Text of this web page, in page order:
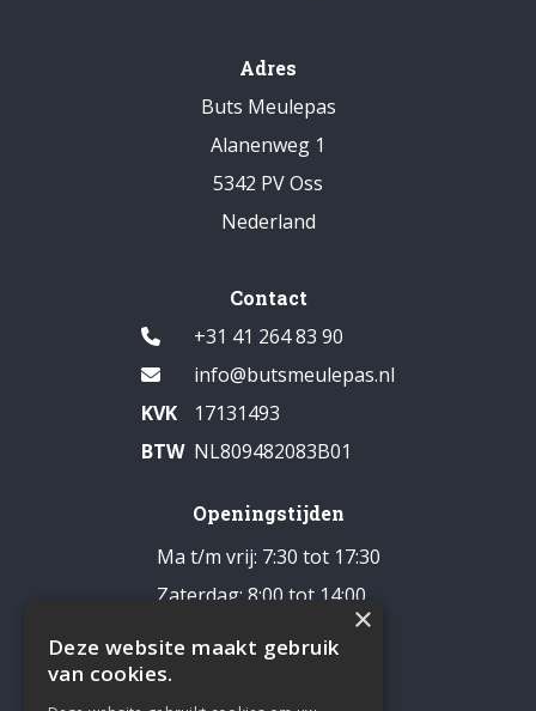
Adres
Buts Meulepas
Alanenweg 1
5342 PV Oss
Nederland
Contact
+31 41 264 83 90
info@butsmeulepas.nl
KVK
17131493
BTW NL809482083B01
Openingstijden
Ma t/m vrij: 7:30 tot 17:30
Zaterdag: 8:00 tot 14:00
Zondag: gesloten
×
Deze website maakt gebruik
van cookies.